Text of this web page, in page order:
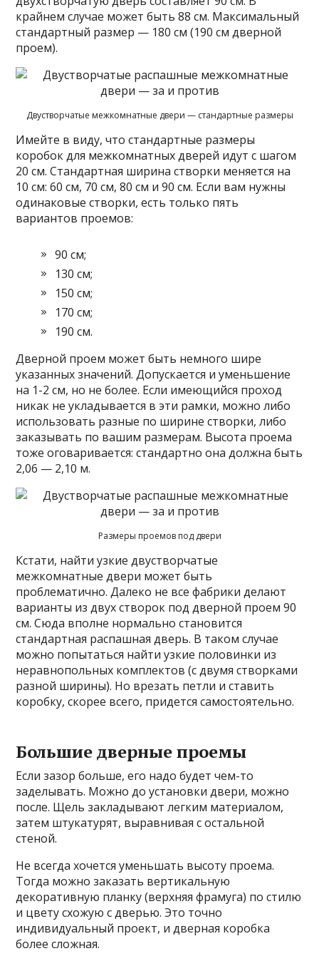
крайнем случае может быть 88 см. Максимальный
стандартный размер — 180 см (190 см дверной
проем).
Двустворчатые межкомнатные двери — стандартные размеры
Имейте в виду, что стандартные размеры
коробок для межкомнатных дверей идут с шагом
20 см. Стандартная ширина створки меняется на
10 см: 60 см, 70 см, 80 см и 90 см. Если вам нужны
одинаковые створки, есть только пять
вариантов проемов:
90 см;
130 см;
150 см;
170 см;
190 см.
Дверной проем может быть немного шире
указанных значений. Допускается и уменьшение
на 1-2 см, но не более. Если имеющийся проход
никак не укладывается в эти рамки, можно либо
использовать разные по ширине створки, либо
заказывать по вашим размерам. Высота проема
тоже оговаривается: стандартно она должна быть
2,06 — 2,10 м.
Размеры проемов под двери
Кстати, найти узкие двустворчатые
межкомнатные двери может быть
проблематично. Далеко не все фабрики делают
варианты из двух створок под дверной проем 90
см. Сюда вполне нормально становится
стандартная распашная дверь. В таком случае
можно попытаться найти узкие половинки из
неравнопольных комплектов (с двумя створками
разной ширины). Но врезать петли и ставить
коробку, скорее всего, придется самостоятельно.
Большие дверные проемы
Если зазор больше, его надо будет чем-то
заделывать. Можно до установки двери, можно
после. Щель закладывают легким материалом,
затем штукатурят, выравнивая с остальной
стеной.
Не всегда хочется уменьшать высоту проема.
Тогда можно заказать вертикальную
декоративную планку (верхняя фрамуга) по стилю
и цвету схожую с дверью. Это точно
индивидуальный проект, и дверная коробка
более сложная.